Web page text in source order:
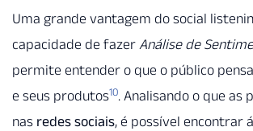
Uma grande vantagem do social
capacidade de fazer Análise de
permite entender o que o público
e seus produtos10. Analisando o que as
nas redes sociais, é possível encontrar